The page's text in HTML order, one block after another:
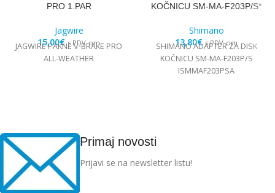
PRO 1.PAR
Jagwire
15,00€ s PDV-om
JAGWIRE PAKNE V-BRAKE PRO
ALL-WEATHER
KOČNICU SM-MA-F203P/S*
Shimano
13,80€ s PDV-om
SHIMANO ADAPTER ZA DISK
KOČNICU SM-MA-F203P/S
ISMMAF203PSA
Primaj novosti
Prijavi se na newsletter listu!